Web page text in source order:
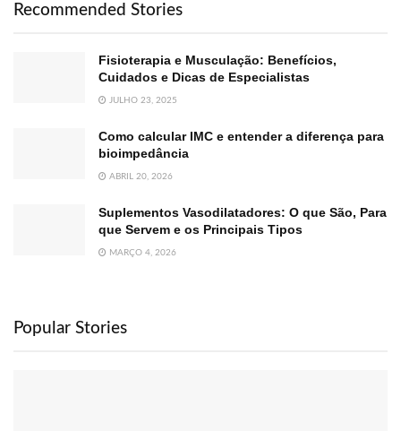
Recommended Stories
Fisioterapia e Musculação: Benefícios,
Cuidados e Dicas de Especialistas
JULHO 23, 2025
Como calcular IMC e entender a diferença para
bioimpedância
ABRIL 20, 2026
Suplementos Vasodilatadores: O que São, Para
que Servem e os Principais Tipos
MARÇO 4, 2026
Popular Stories